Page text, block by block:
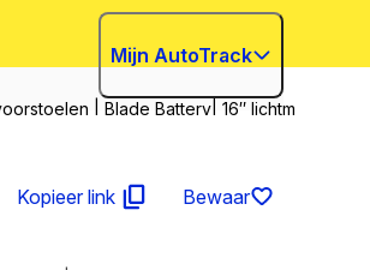
Mijn AutoTrack
​| Blade Battery| 16″ lichtm
Kopieer link Bewaar